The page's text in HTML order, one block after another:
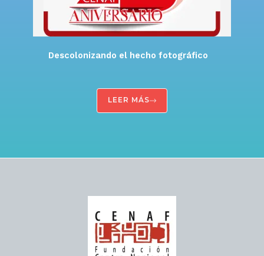
Descolonizando el hecho fotográfico
LEER MÁS